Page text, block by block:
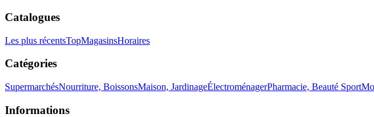
Catalogues
Les plus récentsTopMagasinsHoraires
Catégories
SupermarchésNourriture, BoissonsMaison, JardinageÉlectroménagerPharmacie, Beauté Sport
Informations